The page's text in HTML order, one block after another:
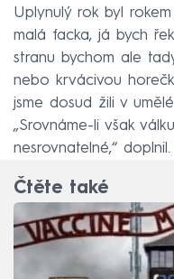
Uplynulý rok byl
malá facka, já bych
stranu bychom ale
nebo krvácivou
jsme dosud žili v
„Srovnáme-li však
nesrovnatelné,“ doplnil.
Čtěte také